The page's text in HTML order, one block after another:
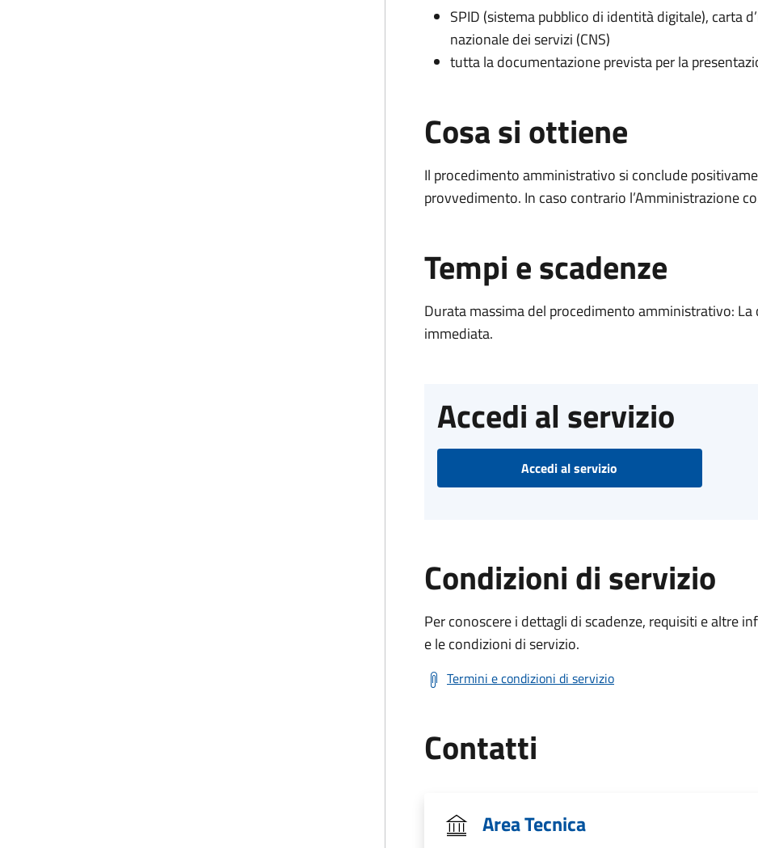
SPID (sistema pubblico di identità digitale), carta
nazionale dei servizi (CNS)
tutta la documentazione prevista per la
Cosa si ottiene
Il procedimento amministrativo si conclude
provvedimento. In caso contrario l’Amministrazione
Tempi e scadenze
Durata massima del procedimento amministrativo:
immediata.
Accedi al servizio
Accedi al servizio
Condizioni di servizio
Per conoscere i dettagli di scadenze, requisiti e altre
e le condizioni di servizio.
Termini e condizioni di servizio
Contatti
Area Tecnica